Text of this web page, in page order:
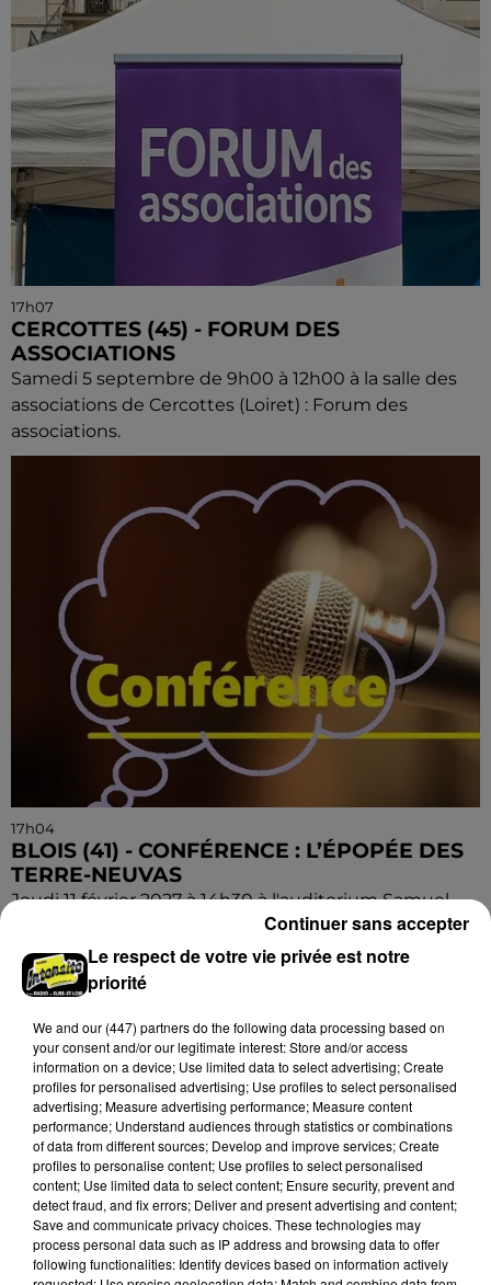
17h07
CERCOTTES (45) - FORUM DES
ASSOCIATIONS
Samedi 5 septembre de 9h00 à 12h00 à la salle des
associations de Cercottes (Loiret) : Forum des
associations.
17h04
BLOIS (41) - CONFÉRENCE : L’ÉPOPÉE DES
TERRE-NEUVAS
Jeudi 11 février 2027 à 14h30 à l'auditorium Samuel
Paty, bibliothèque Abbé-Grégoire de Blois (Loir-et-
Cher) : L’épopée des Terre-Neuvas. Conférence de...
Le respect de votre vie privée est notre
priorité
We and our (447) partnersdo the following data processing based on
your consent and/or our legitimate interest: Store and/or access
information on a device; Use limited data to select advertising; Create
profiles for personalised advertising; Use profiles to select personalised
advertising; Measure advertising performance; Measure content
performance; Understand audiences through statistics or combinations
of data from different sources; Develop and improve services; Create
profiles to personalise content; Use profiles to select personalised
content; Use limited data to select content; Ensure security, prevent and
detect fraud, and fix errors; Deliver and present advertising and content;
Save and communicate privacy choices. These technologies may
process personal data such as IP address and browsing data to offer
following functionalities: Identify devices based on information actively
Continuer sans accepter